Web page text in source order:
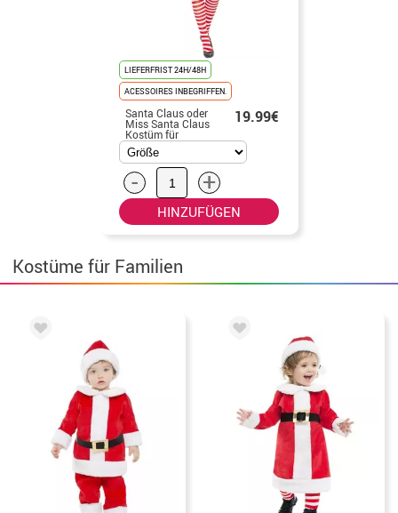
LIEFERFRIST 24H/48H
ACESSOIRES INBEGRIFFEN.
Santa Claus oder
Miss Santa Claus
Kostüm für
Damen
19.99€
- +
HINZUFÜGEN
Kostüme für Familien